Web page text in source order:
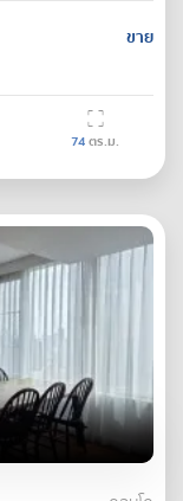
ขาย
74ตร.ม.